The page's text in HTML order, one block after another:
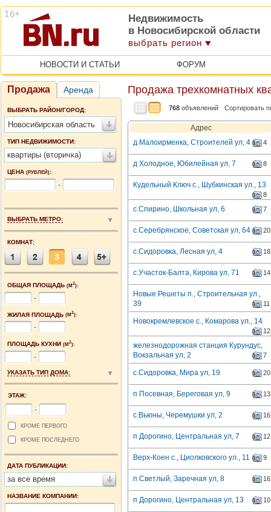
Недвижимость
в Новосибирской области
выбрать регион
НОВОСТИ И СТАТЬИ ФОРУМ
Продажа Аренда
ВЫБРАТЬ РАЙОН/ГОРОД:
Новосибирская область
ТИП НЕДВИЖИМОСТИ:
квартиры (вторичка)
ЦЕНА (РУБЛЕЙ):
-
ВЫБРАТЬ МЕТРО:
КОМНАТ:
ОБЩАЯ ПЛОЩАДЬ (М2):
-
ЖИЛАЯ ПЛОЩАДЬ (М2):
-
ПЛОЩАДЬ КУХНИ (М2):
-
УКАЗАТЬ ТИП ДОМА:
ЭТАЖ:
-
КРОМЕ ПЕРВОГО
КРОМЕ ПОСЛЕДНЕГО
ДАТА ПУБЛИКАЦИИ:
за все время
НАЗВАНИЕ КОМПАНИИ:
Продажа трехкомнатных
768 объявлений Сортировать
Адрес
д Малоирменка, Строителей ул, 4
4
д Холодное, Юбилейная ул, 7 8
Кудельный Ключ с., Шубкинская ул., 13
8
с.Спирино, Школьная ул, 6 7
с.Серебрянское, Советская ул, 64 20
с.Сидоровка, Лесная ул, 4 18
с.Участок-Балта, Кирова ул, 71 14
Новые Решеты п., Строительная ул.,
39
11
Новокремлевское с., Комарова ул., 14
12
железнодорожная станция Курундус,
Вокзальная ул, 2
7
с.Сидоровка, Мира ул, 19 20
п Посевная, Береговая ул, 9 13
с.Вьюны, Черемушки ул, 2 16
п Дорогино, Центральная ул, 7 12
Верх-Коен с., Циолковского ул., 11 9
п Светлый, Заречная ул, 8 16
п Дорогино, Центральная ул, 13 10